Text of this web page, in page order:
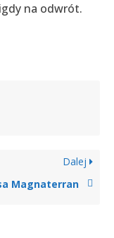
na odwrót.
Dalej
Magnaterran